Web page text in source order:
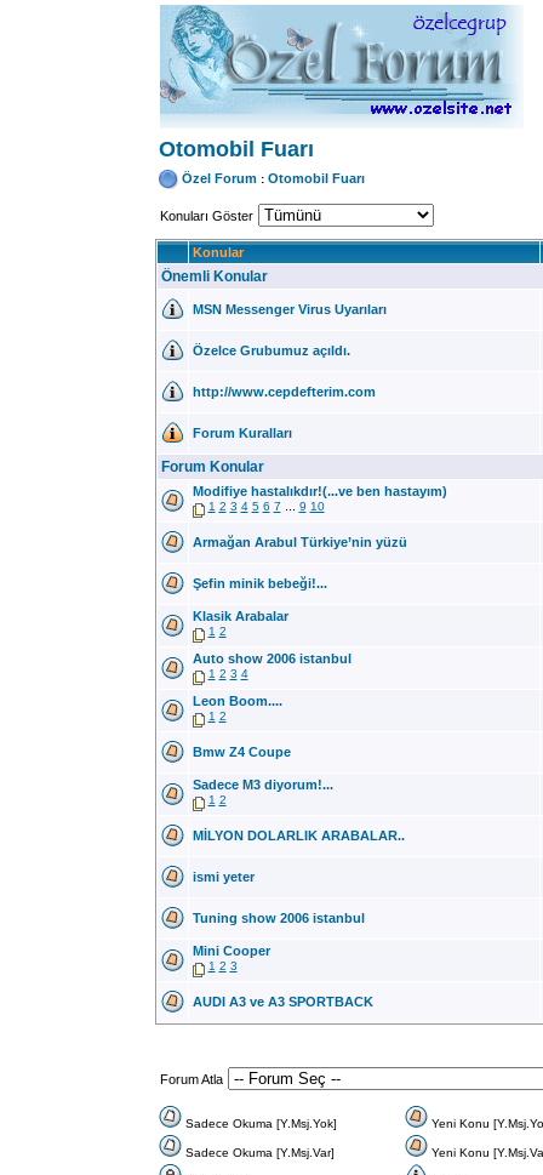
Otomobil Fuarı
Özel Forum: Otomobil Fuarı
Konuları Göster
Konular
Önemli Konular
MSN Messenger Virus Uyarıları
Özelce Grubumuz açıldı.
http://www.cepdefterim.com
Forum Kuralları
Forum Konular
Modifiye hastalıkdır!(...ve ben hastayım)
1 2 3 4 5 6 7 9 10
Armağan Arabul Türkiye’nin yüzü
Şefin minik bebeği!...
Klasik Arabalar
1 2
Auto show 2006 istanbul
1 2 3 4
Leon Boom....
1 2
Bmw Z4 Coupe
Sadece M3 diyorum!...
1 2
MİLYON DOLARLIK ARABALAR..
ismi yeter
Tuning show 2006 istanbul
Mini Cooper
1 2 3
AUDI A3 ve A3 SPORTBACK
Forum Atla
Sadece Okuma [Y.Msj.Yok] Yeni Konu
Sadece Okuma [Y.Msj.Var] Yeni Konu